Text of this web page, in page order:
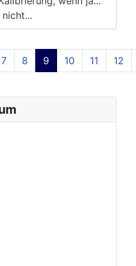
Seite 9 von 129
7 8 9 10 11 12